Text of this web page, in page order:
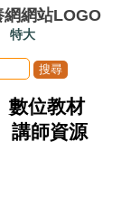
特大
數位教材
講師資源